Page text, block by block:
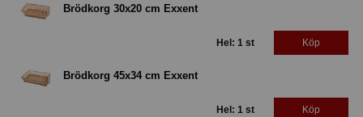
Brödkorg 30x20 cm Exxent
Hel: 1 st Köp
Brödkorg 45x34 cm Exxent
Hel: 1 st Köp